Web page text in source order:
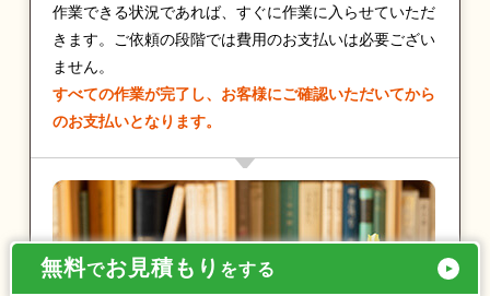
作業できる状況であれば、すぐに作業に入らせていただ
きます。ご依頼の段階では費用のお支払いは必要ござい
ません。
すべての作業が完了し、お客様にご確認いただいてから
のお支払いとなります。
無料でお見積もり をする